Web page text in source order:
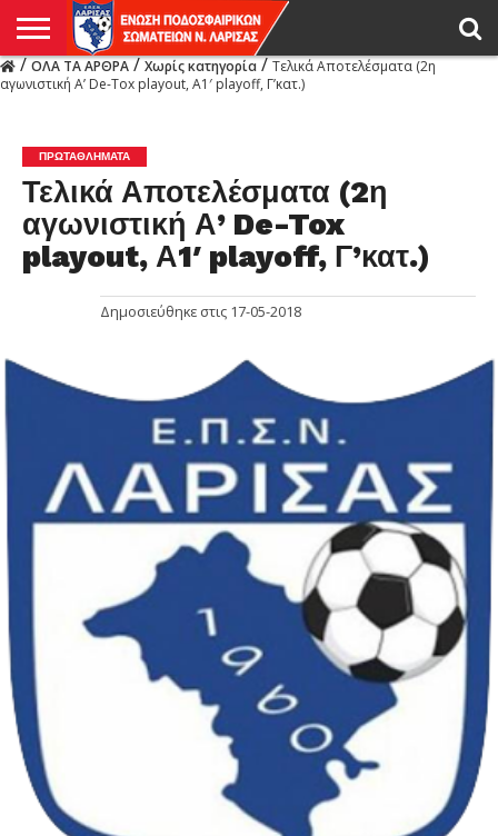
Η
ΕΝΩΣΗ
ΑΓΩΝΙΣΤΙΚΑ
ΜΙΚΤΉ
ΔΙΑΙΤΗΣΙΑ
ΠΡΩΤΑΘΛΗΜΑΤΑ
ΥΠΟΔΟΜΕΣ
ΚΥΠΕΛΛΟ
ΑΜΕΣΑ
LIVE
ΝΕΑ
ΠΡΩΤΑΘΛΗΜΑΤΑ
ΚΥΠΕΛΛΟ
ΥΠΟΔΟΜΕΣ
ΠΕΙΘΑΡΧΙΚΟ
ΜΙΚΤΗ
ΠΑΡΑΤΗΡΗΤΕΣ
ΠΡΟΠΟΝΗΤΕΣ
ΔΙΑΙΤΗΤΕΣ
VIDEO
ΓΕΝΙΚΑ
ΑΦΙΕΡΩΜΑΤΑ
ΕΚΔΗΛΩΣΕΙΣ
ΕΠΙΚΟΙΝΩΝΙΑ
/ΟΛΑ ΤΑ ΑΡΘΡΑ/Χωρίς κατηγορία/Τελικά Αποτελέσματα (2η
αγωνιστική Α’ De-Tox playout, Α1′ playoff, Γ’κατ.)
ΠΡΩΤΑΘΛΉΜΑΤΑ
Τελικά Αποτελέσματα (2η
αγωνιστική Α’ De-Tox
playout, Α1′ playoff, Γ’κατ.)
Δημοσιεύθηκε στις 17-05-2018